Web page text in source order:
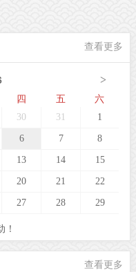
性融合快速组织透明化技
三维病理成像周期漫长的
查看更多
>
四 五 六
30 31 1
6 7 8
13 14 15
20 21 22
27 28 29
！
查看更多